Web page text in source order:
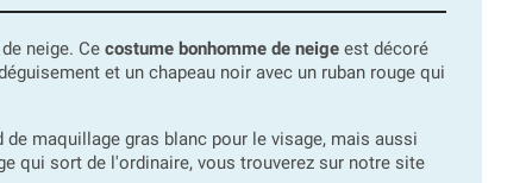
neige. Ce costume bonhomme de neige est décoré
et un chapeau noir avec un ruban rouge qui
maquillage gras blanc pour le visage, mais aussi
qui sort de l'ordinaire, vous trouverez sur notre site